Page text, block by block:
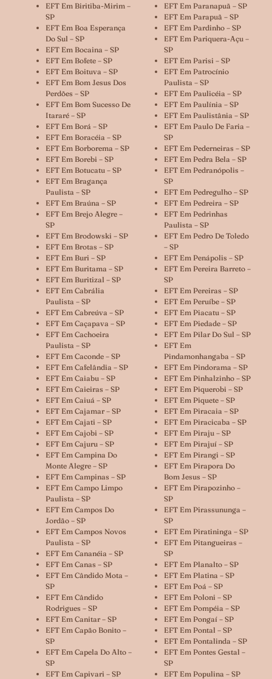
EFT Em Biritiba-Mirim –
SP
EFT Em Boa Esperança
Do Sul – SP
EFT Em Bocaina – SP
EFT Em Bofete – SP
EFT Em Boituva – SP
EFT Em Bom Jesus Dos
Perdões – SP
EFT Em Bom Sucesso De
Itararé – SP
EFT Em Borá – SP
EFT Em Boracéia – SP
EFT Em Borborema – SP
EFT Em Borebi – SP
EFT Em Botucatu – SP
EFT Em Bragança
Paulista – SP
EFT Em Braúna – SP
EFT Em Brejo Alegre –
SP
EFT Em Brodowski – SP
EFT Em Brotas – SP
EFT Em Buri – SP
EFT Em Buritama – SP
EFT Em Buritizal – SP
EFT Em Cabrália
Paulista – SP
EFT Em Cabreúva – SP
EFT Em Caçapava – SP
EFT Em Cachoeira
Paulista – SP
EFT Em Caconde – SP
EFT Em Cafelândia – SP
EFT Em Caiabu – SP
EFT Em Caieiras – SP
EFT Em Caiuá – SP
EFT Em Cajamar – SP
EFT Em Cajati – SP
EFT Em Cajobi – SP
EFT Em Cajuru – SP
EFT Em Campina Do
Monte Alegre – SP
EFT Em Campinas – SP
EFT Em Campo Limpo
Paulista – SP
EFT Em Campos Do
Jordão – SP
EFT Em Campos Novos
Paulista – SP
EFT Em Cananéia – SP
EFT Em Canas – SP
EFT Em Cândido Mota –
SP
EFT Em Cândido
Rodrigues – SP
EFT Em Canitar – SP
EFT Em Capão Bonito –
SP
EFT Em Capela Do Alto –
SP
EFT Em Capivari – SP
EFT Em Paranapuã – SP
EFT Em Parapuã – SP
EFT Em Pardinho – SP
EFT Em Pariquera-Açu –
SP
EFT Em Parisi – SP
EFT Em Patrocínio
Paulista – SP
EFT Em Paulicéia – SP
EFT Em Paulínia – SP
EFT Em Paulistânia – SP
EFT Em Paulo De Faria –
SP
EFT Em Pederneiras – SP
EFT Em Pedra Bela – SP
EFT Em Pedranópolis –
SP
EFT Em Pedregulho – SP
EFT Em Pedreira – SP
EFT Em Pedrinhas
Paulista – SP
EFT Em Pedro De Toledo
– SP
EFT Em Penápolis – SP
EFT Em Pereira Barreto –
SP
EFT Em Pereiras – SP
EFT Em Peruíbe – SP
EFT Em Piacatu – SP
EFT Em Piedade – SP
EFT Em Pilar Do Sul – SP
EFT Em
Pindamonhangaba – SP
EFT Em Pindorama – SP
EFT Em Pinhalzinho – SP
EFT Em Piquerobi – SP
EFT Em Piquete – SP
EFT Em Piracaia – SP
EFT Em Piracicaba – SP
EFT Em Piraju – SP
EFT Em Pirajuí – SP
EFT Em Pirangi – SP
EFT Em Pirapora Do
Bom Jesus – SP
EFT Em Pirapozinho –
SP
EFT Em Pirassununga –
SP
EFT Em Piratininga – SP
EFT Em Pitangueiras –
SP
EFT Em Planalto – SP
EFT Em Platina – SP
EFT Em Poá – SP
EFT Em Poloni – SP
EFT Em Pompéia – SP
EFT Em Pongaí – SP
EFT Em Pontal – SP
EFT Em Pontalinda – SP
EFT Em Pontes Gestal –
SP
EFT Em Populina – SP